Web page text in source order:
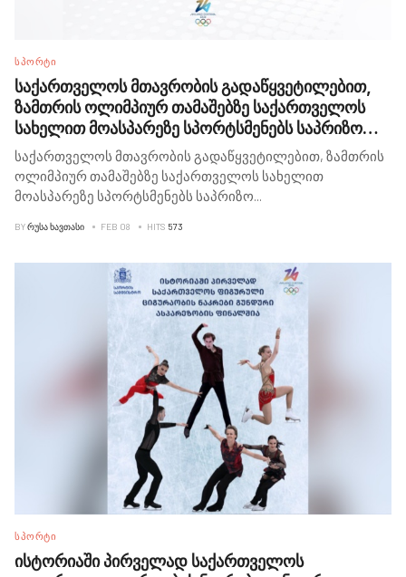
ᲡᲞᲝᲠᲢᲘ
საქართველოს მთავრობის გადაწყვეტილებით,
ზამთრის ოლიმპიურ თამაშებზე საქართველოს
სახელით მოასპარეზე სპორტსმენებს საპრიზო
ადგილების დაკავებისთვის ფულადი ჯილდოები
გადაეცემათ
საქართველოს მთავრობის გადაწყვეტილებით, ზამთრის
ოლიმპიურ თამაშებზე საქართველოს სახელით
მოასპარეზე სპორტსმენებს საპრიზო...
BYᲠᲣᲡᲐ ᲮᲐᲕᲗᲐᲡᲘ FEB 08 HITS 573
ᲡᲞᲝᲠᲢᲘ
ისტორიაში პირველად საქართველოს